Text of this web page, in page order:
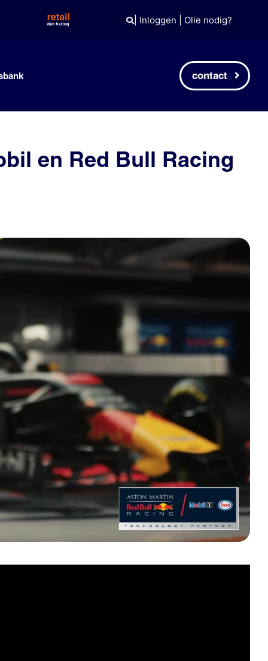
| Inloggen Olie nodig?
contact
en Red Bull Racing